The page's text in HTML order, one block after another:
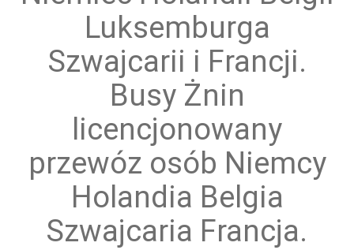
Luksemburga
Szwajcarii i Francji.
Busy Żnin
licencjonowany
przewóz osób Niemcy
Holandia Belgia
Szwajcaria Francja.